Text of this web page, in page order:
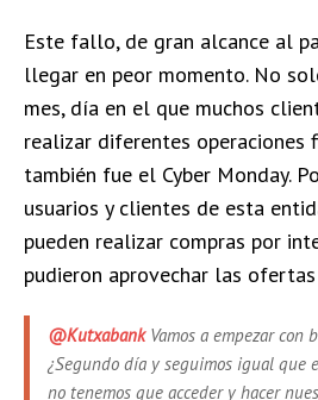
Este fallo, de gran alcance al
llegar en peor momento. No
mes, día en el que muchos
realizar diferentes operaciones
también fue el Cyber Monday.
usuarios y clientes de esta
pueden realizar compras por
pudieron aprovechar las
@KutxabankVamos a empezar con
¿Segundo día y seguimos igual que
no tenemos que acceder y hacer